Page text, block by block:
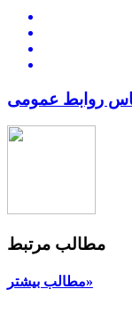
روابط عمومی
مطالب مرتبط
مطالب بیشتر»